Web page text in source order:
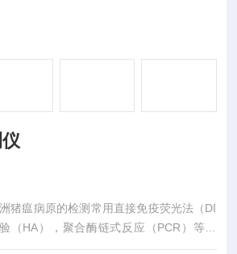
猪瘟病原的检测常用直接免疫荧光法（DI
（HA），聚合酶链式反应（PCR）等方
PCR）具有及时、快速、准确的特点。